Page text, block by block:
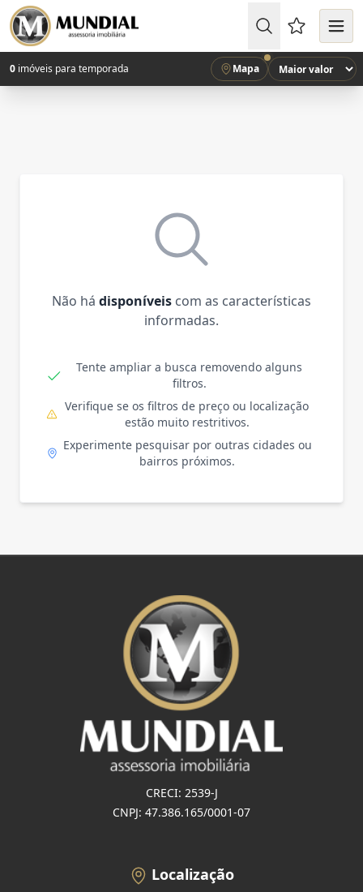
Favoritos
0 imóveis para temporada Mapa
Não há disponíveis com as características
informadas.
Tente ampliar a busca removendo alguns
filtros.
Verifique se os filtros de preço ou localização
estão muito restritivos.
Experimente pesquisar por outras cidades ou
bairros próximos.
CRECI: 2539-J
CNPJ: 47.386.165/0001-07
Localização